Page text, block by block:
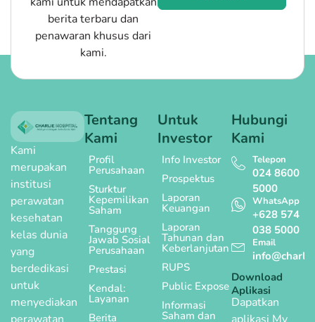
berita terbaru dan
penawaran khusus dari
kami.
Kami
merupakan
institusi
perawatan
kesehatan
kelas dunia
yang
berdedikasi
untuk
menyediakan
Tentang
Kami
Profil
Perusahaan
Sturktur
Kepemilikan
Saham
Tanggung
Jawab Sosial
Perusahaan
Prestasi
Kendal:
Layanan
Berita
Untuk
Investor
Info Investor
Prospektus
Laporan
Keuangan
Laporan
Tahunan dan
Keberlanjutan
RUPS
Public Expose
Informasi
Saham dan
Hubungi
Kami
Telepon
024 8600
5000
WhatsApp
+628 574
038 5000
Email
Download
Aplikasi
Dapatkan